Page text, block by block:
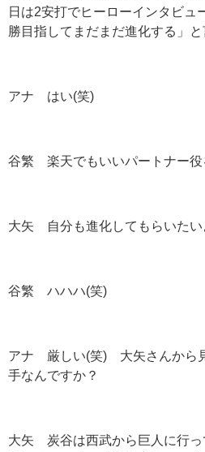
日は2安打でヒーローインタビュ
勝目指してまだまだ進化する」と
アナ はい(笑)
谷繁 楽天でもいいパートナー役
大矢 自分も進化してもらいたい
谷繁 ハハハ(笑)
アナ 厳しい(笑) 大矢さんから
手なんですか？
大矢 炭谷は西武から巨人に行っ